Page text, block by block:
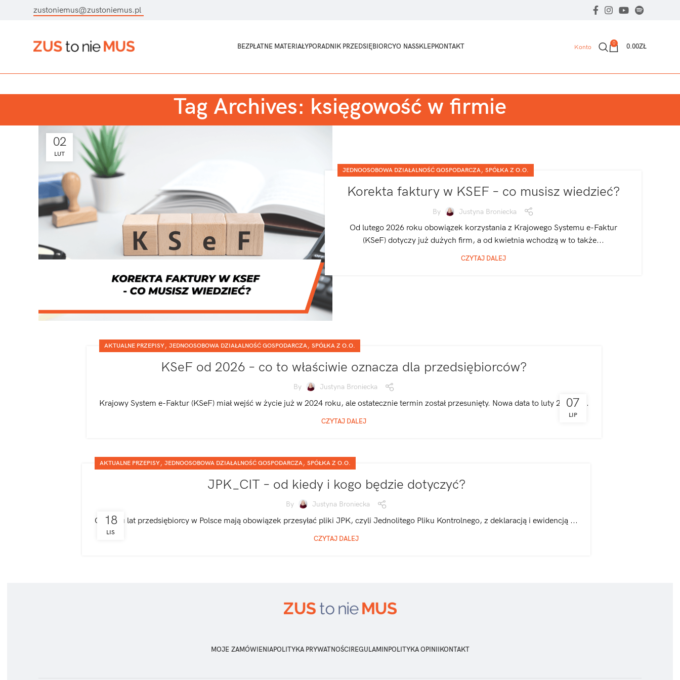
zustoniemus@zustoniemus.pl
BEZPŁATNE MATERIAŁYPORADNIK PRZEDSIĘBIORCYO NASSKLEPKONTAKT Konto
0 0.00ZŁ
Tag Archives: księgowość w firmie
02
LUT
JEDNOOSOBOWA DZIAŁALNOŚĆ GOSPODARCZA,SPÓŁKA Z O.O.
Korekta faktury w KSEF – co musisz wiedzieć?
By Justyna Broniecka
Od lutego 2026 roku obowiązek korzystania z Krajowego Systemu e-Faktur
(KSeF) dotyczy już dużych firm, a od kwietnia wchodzą w to także...
CZYTAJ DALEJ
07
LIP
AKTUALNE PRZEPISY, JEDNOOSOBOWA DZIAŁALNOŚĆ GOSPODARCZA, SPÓŁKA Z O.O.
KSeF od 2026 – co to właściwie oznacza dla przedsiębiorców?
By Justyna Broniecka
Krajowy System e-Faktur (KSeF) miał wejść w życie już w 2024 roku, ale ostatecznie termin został przesunięty. Nowa data to luty 2026 – ...
CZYTAJ DALEJ
18
LIS
AKTUALNE PRZEPISY, JEDNOOSOBOWA DZIAŁALNOŚĆ GOSPODARCZA, SPÓŁKA Z O.O.
JPK_CIT – od kiedy i kogo będzie dotyczyć?
By Justyna Broniecka
Od kilku lat przedsiębiorcy w Polsce mają obowiązek przesyłać pliki JPK, czyli Jednolitego Pliku Kontrolnego, z deklaracją i ewidencją ...
CZYTAJ DALEJ
MOJE ZAMÓWIENIAPOLITYKA PRYWATNOŚCIREGULAMINPOLITYKA OPINIIKONTAKT